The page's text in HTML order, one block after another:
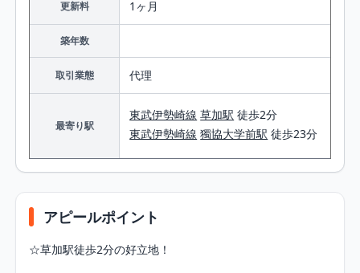
更新料 1ヶ月
築年数
取引業態 代理
最寄り駅
東武伊勢崎線 草加駅 徒歩2分
東武伊勢崎線 獨協大学前駅 徒歩23分
アピールポイント
☆草加駅徒歩2分の好立地！